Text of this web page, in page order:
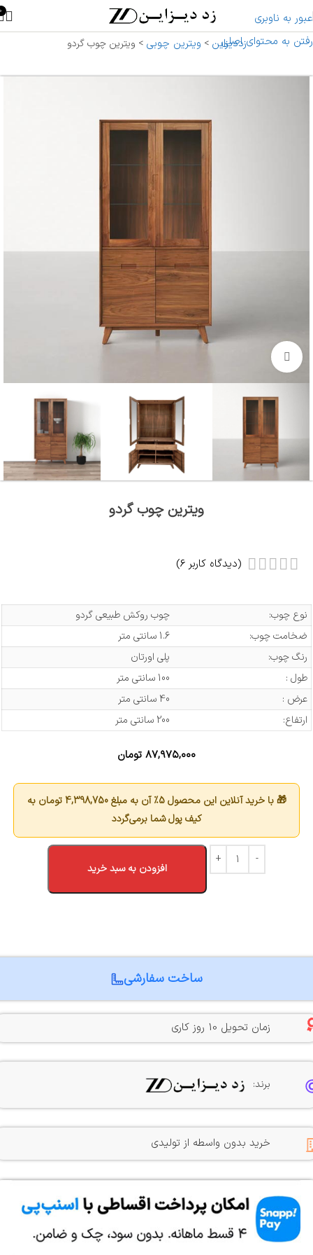
عبور به ناوبری
رفتن به محتوای اصلی
0
زددیزاین > ویترین چوبی > ویترین چوب گردو
بزرگنمایی تصویر
ویترین چوب گردو
(دیدگاه کاربر 6
)
نوع چوب:
چوب روکش طبیعی گردو
ضخامت چوب:
1.6 سانتی متر
رنگ چوب:
پلی اورتان
طول :
100 سانتی متر
عرض :
40 سانتی متر
ارتفاع:
200 سانتی متر
۸۷,۹۷۵,۰۰۰ تومان
🎁 با خرید آنلاین این محصول 5٪ آن به مبلغ 4,398,750تومان به
کیف پول شما برمی‌گردد
افزودن به سبد خرید
ساخت سفارشی
زمان تحویل 10 روز کاری
برند:
خرید بدون واسطه از تولیدی